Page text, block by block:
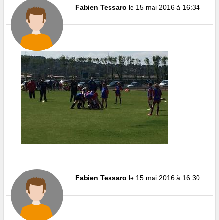
Fabien Tessaro le 15 mai 2016 à 16:34
Fabien Tessaro le 15 mai 2016 à 16:30